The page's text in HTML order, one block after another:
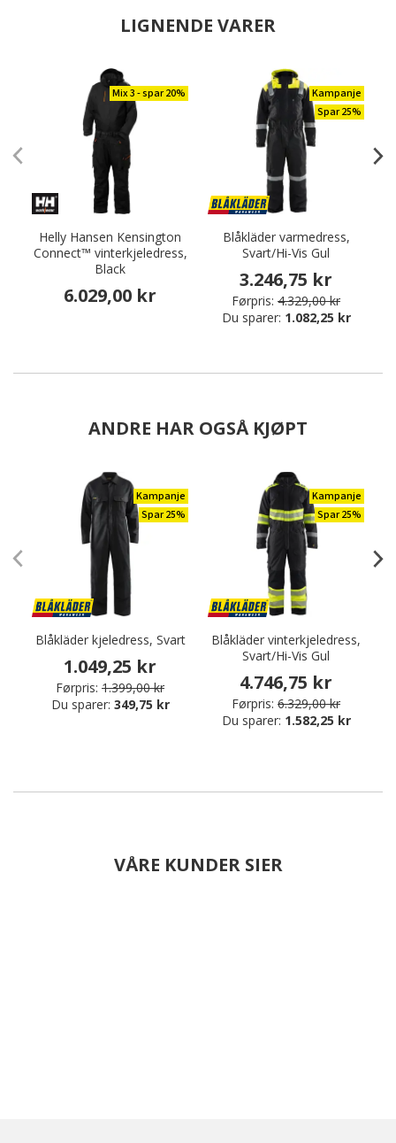
LIGNENDE VARER
Mix 3 - spar 20%
Helly Hansen Kensington
Connect™ vinterkjeledress,
Black
6.029,00 kr
Kampanje
Spar 25%
Blåkläder varmedress,
Svart/Hi-Vis Gul
3.246,75 kr
Førpris: 4.329,00 kr
Du sparer: 1.082,25 kr
ANDRE HAR OGSÅ KJØPT
Kampanje
Spar 25%
Blåkläder kjeledress, Svart
1.049,25 kr
Førpris: 1.399,00 kr
Du sparer: 349,75 kr
Kampanje
Spar 25%
Blåkläder vinterkjeledress,
Svart/Hi-Vis Gul
4.746,75 kr
Førpris: 6.329,00 kr
Du sparer: 1.582,25 kr
VÅRE KUNDER SIER